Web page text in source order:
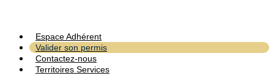
Espace Adhérent
Valider son permis
Contactez-nous
Territoires Services